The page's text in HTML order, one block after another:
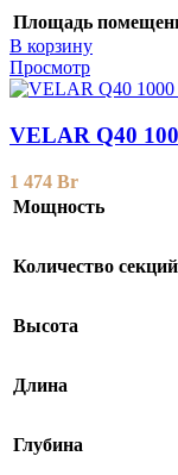
Площадь
В корзину
Просмотр
VELAR Q40
1 474 Br
Мощность
Количество секций
Высота
Длина
Глубина